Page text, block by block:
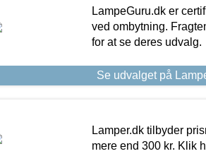
LampeGuru.dk er
ved ombytning.
for at se deres udvalg.
Se udvalget på
Lamper.dk tilbyder
mere end 300 kr. Klik